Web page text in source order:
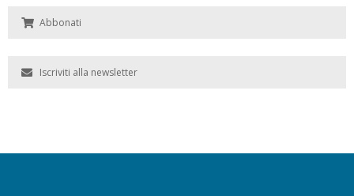
Abbonati
Iscriviti alla newsletter